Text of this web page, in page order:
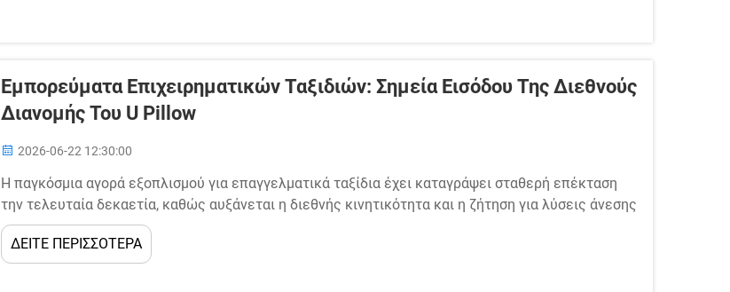
Εμπορεύματα Επιχειρηματικών Ταξιδιών: Σημεία Εισόδου Της Διεθνούς
Διανομής Του U Pillow
2026-06-22 12:30:00
Η παγκόσμια αγορά εξοπλισμού για επαγγελματικά ταξίδια έχει καταγράψει σταθερή επέκταση
την τελευταία δεκαετία, καθώς αυξάνεται η διεθνής κινητικότητα και η ζήτηση για λύσεις άνεσης
κατά τη διάρκεια μακροχρόνιων πτήσεων και περιόδων μεταβίβασης. Μεταξύ των πιο
δημοφιλών...
ΔΕΙΤΕ ΠΕΡΙΣΣΟΤΕΡΑ